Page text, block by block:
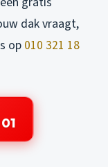
dak vraagt,
op 010 321 18